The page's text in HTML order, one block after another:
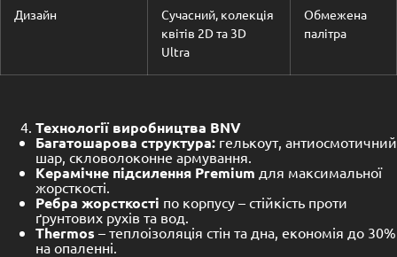
Дизайн
Сучасний, колекція
квітів 2D та 3D
Ultra
Обмежена
палітра
Технології виробництва BNV
Багатошарова структура: гелькоут, антиосмотичний
шар, скловолоконне армування.
Керамічне підсилення Premium для максимальної
жорсткості.
Ребра жорсткості по корпусу – стійкість проти
ґрунтових рухів та вод.
Thermos – теплоізоляція стін та дна, економія до 30%
на опаленні.